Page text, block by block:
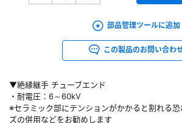
▼絶縁継手 チューブエンド
・耐電圧：6～60kV
※セラミック部にテンションがかかると割れる
ズの併用などをお勧めします
部品管理ツールに追加
この製品のお問い合わ